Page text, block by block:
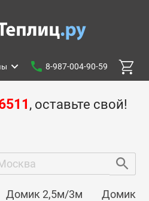
8-987-004-90-59
, оставьте свой!
Домик 2,5м/3м Домик